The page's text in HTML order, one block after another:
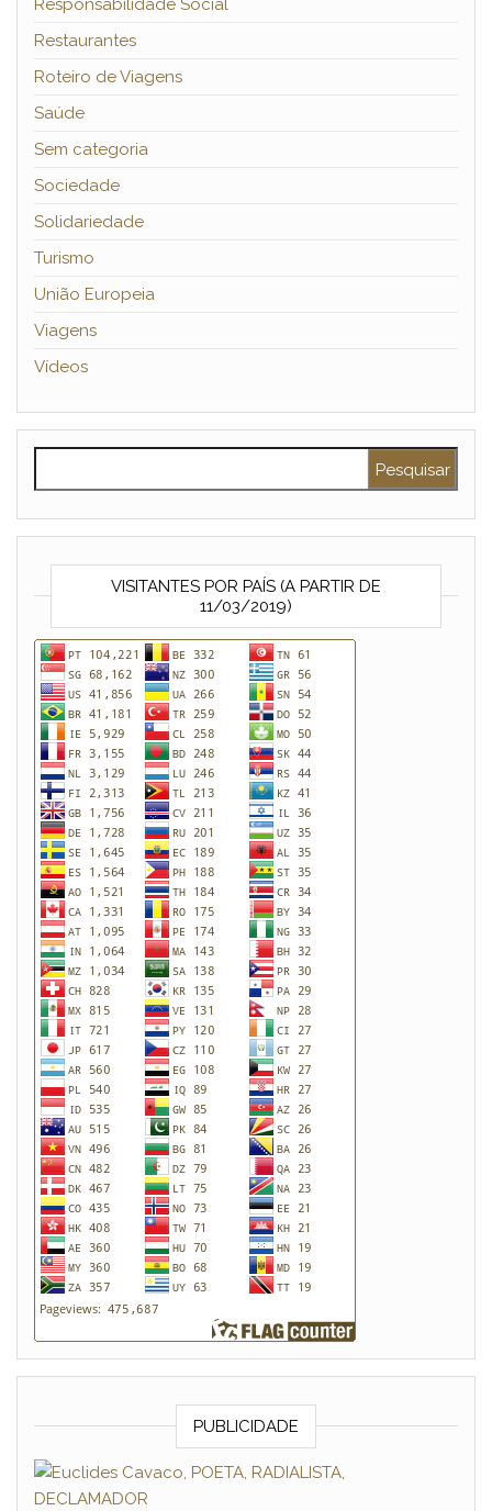
Responsabilidade Social
Restaurantes
Roteiro de Viagens
Saúde
Sem categoria
Sociedade
Solidariedade
Turismo
União Europeia
Viagens
Vídeos
VISITANTES POR PAÍS (A PARTIR DE
11/03/2019)
PUBLICIDADE